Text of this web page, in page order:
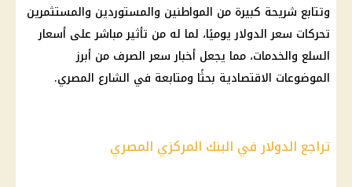
وتتابع شريحة كبيرة من المواطنين والمستوردين والمستثمرين
تحركات سعر الدولار يوميًا، لما له من تأثير مباشر على أسعار
السلع والخدمات، مما يجعل أخبار سعر الصرف من أبرز
الموضوعات الاقتصادية بحثًا ومتابعة في الشارع المصري.
تراجع الدولار في البنك المركزي المصري